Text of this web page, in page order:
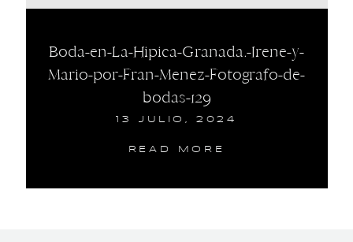
Boda-en-La-Hipica-Granada.-Irene-y-
Mario-por-Fran-Menez-Fotografo-de-
bodas-129
13 JULIO, 2024
READ MORE